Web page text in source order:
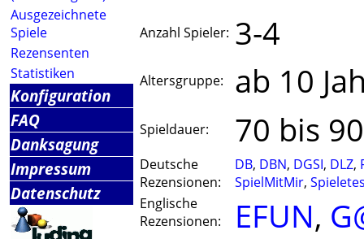
Ausgezeichnete
Spiele
Rezensenten
Statistiken
Konfiguration
FAQ
Danksagung
Impressum
Datenschutz
Anzahl Spieler: 3-4
Altersgruppe: ab 10
Spieldauer: 70 bis
Deutsche
Rezensionen:
DB, DBN, DGSI, DLZ,
SpielMitMir,
Englische
Rezensionen:
EFUN,